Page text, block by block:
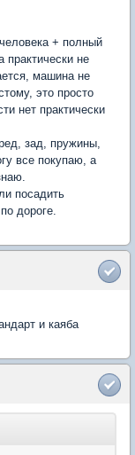
+ полный
практически не
машина не
это просто
нет практически
зад, пружины,
все покупаю, а
посадить
дороге.
и каяба